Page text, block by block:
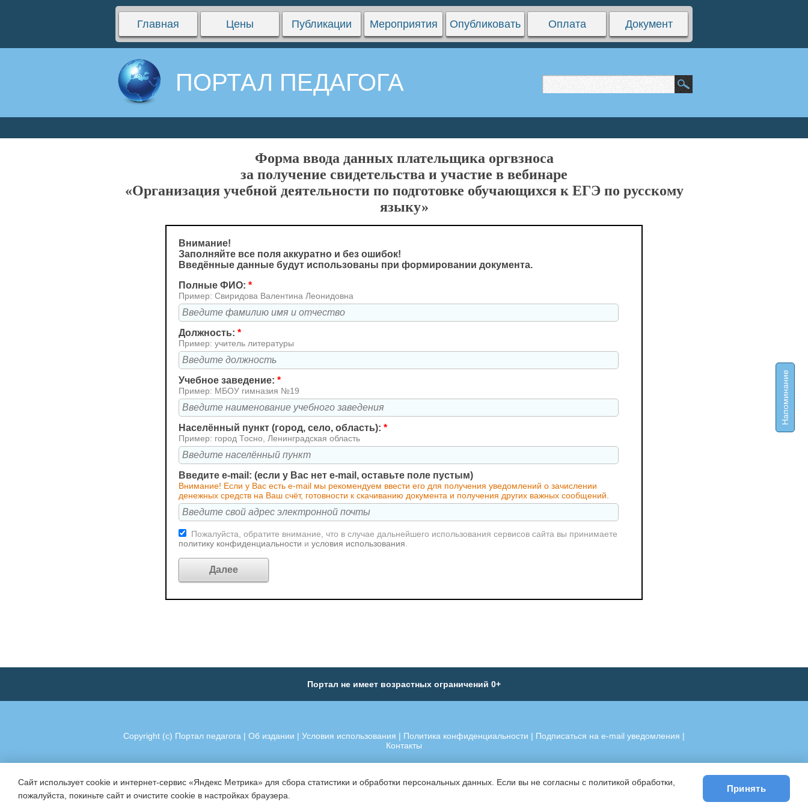
Главная Цены Публикации Мероприятия Опубликовать Оплата Документ
ПОРТАЛ ПЕДАГОГА
Напоминание
Форма ввода данных плательщика оргвзноса
за получение свидетельства и участие в вебинаре
«Организация учебной деятельности по подготовке обучающихся к ЕГЭ по русскому
языку»
Внимание!
Заполняйте все поля аккуратно и без ошибок!
Введённые данные будут использованы при формировании документа.
Полные ФИО: *
Пример: Свиридова Валентина Леонидовна
Должность: *
Пример: учитель литературы
Учебное заведение: *
Пример: МБОУ гимназия №19
Населённый пункт (город, село, область): *
Пример: город Тосно, Ленинградская область
Введите e-mail: (если у Вас нет e-mail, оставьте поле пустым)
Внимание! Если у Вас есть e-mail мы рекомендуем ввести его для получения уведомлений о зачислении
денежных средств на Ваш счёт, готовности к скачиванию документа и получения других важных сообщений.
Пожалуйста, обратите внимание, что в случае дальнейшего использования сервисов сайта вы принимаете
политику конфиденциальности и условия использования
Портал не имеет возрастных ограничений 0+
Copyright (c) Портал педагога | Об издании | Условия использования | Политика конфиденциальности | Подписаться на e-mail уведомления |
Контакты
«Портал Педагога» — защищено товарный знак (свид. №807067)
Сайт использует cookie и интернет-сервис «Яндекс Метрика» для сбора статистики и обработки персональных данных. Если вы не согласны с политикой обработки,
пожалуйста, покиньте сайт и очистите cookie в настройках браузера.
Принять